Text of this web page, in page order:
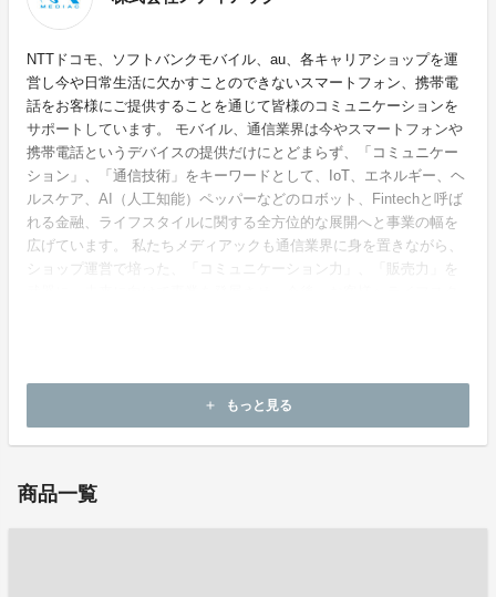
NTTドコモ、ソフトバンクモバイル、au、各キャリアショップを運
営し今や日常生活に欠かすことのできないスマートフォン、携帯電
話をお客様にご提供することを通じて皆様のコミュニケーションを
サポートしています。 モバイル、通信業界は今やスマートフォンや
携帯電話というデバイスの提供だけにとどまらず、「コミュニケー
ション」、「通信技術」をキーワードとして、IoT、エネルギー、ヘ
ルスケア、AI（人工知能）ペッパーなどのロボット、Fintechと呼ば
れる金融、ライフスタイルに関する全方位的な展開へと事業の幅を
広げています。 私たちメディアックも通信業界に身を置きながら、
ショップ運営で培った、「コミュニケーション力」、「販売力」を
add もっと見る
商品一覧